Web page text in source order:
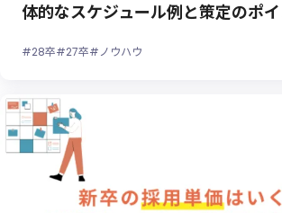
体的なスケジュール例と策定のポイ
#28卒#27卒#ノウハウ